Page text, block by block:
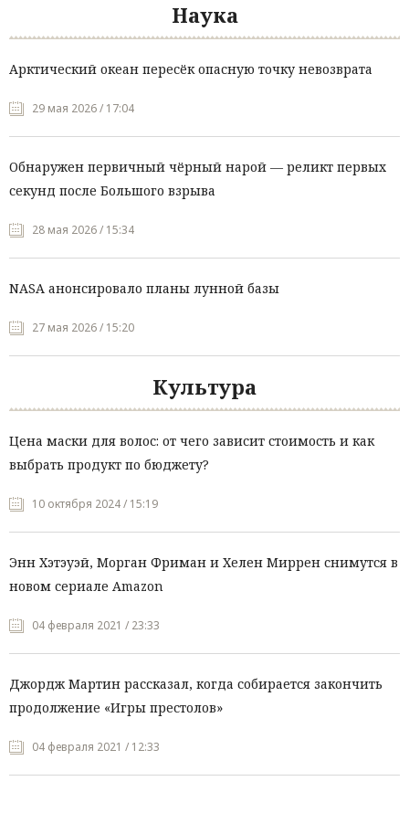
Наука
Арктический океан пересёк опасную точку невозврата
29 мая 2026 / 17:04
Обнаружен первичный чёрный нарой — реликт первых
секунд после Большого взрыва
28 мая 2026 / 15:34
NASA анонсировало планы лунной базы
27 мая 2026 / 15:20
Культура
Цена маски для волос: от чего зависит стоимость и как
выбрать продукт по бюджету?
10 октября 2024 / 15:19
Энн Хэтэуэй, Морган Фриман и Хелен Миррен снимутся в
новом сериале Amazon
04 февраля 2021 / 23:33
Джордж Мартин рассказал, когда собирается закончить
продолжение «Игры престолов»
04 февраля 2021 / 12:33